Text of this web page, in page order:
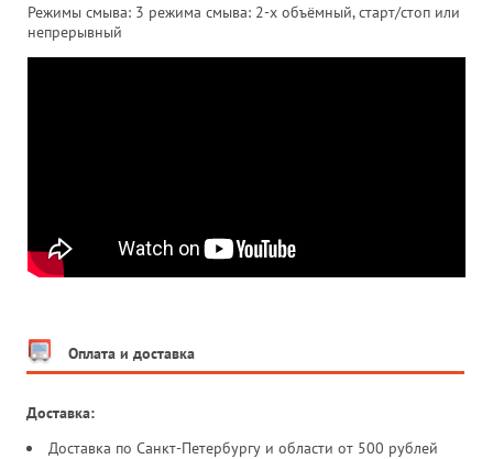
Режимы смыва: 3 режима смыва: 2-х объёмный, старт/стоп или
непрерывный
Оплата и доставка
Доставка:
Доставка по Санкт-Петербургу и области от 500 рублей